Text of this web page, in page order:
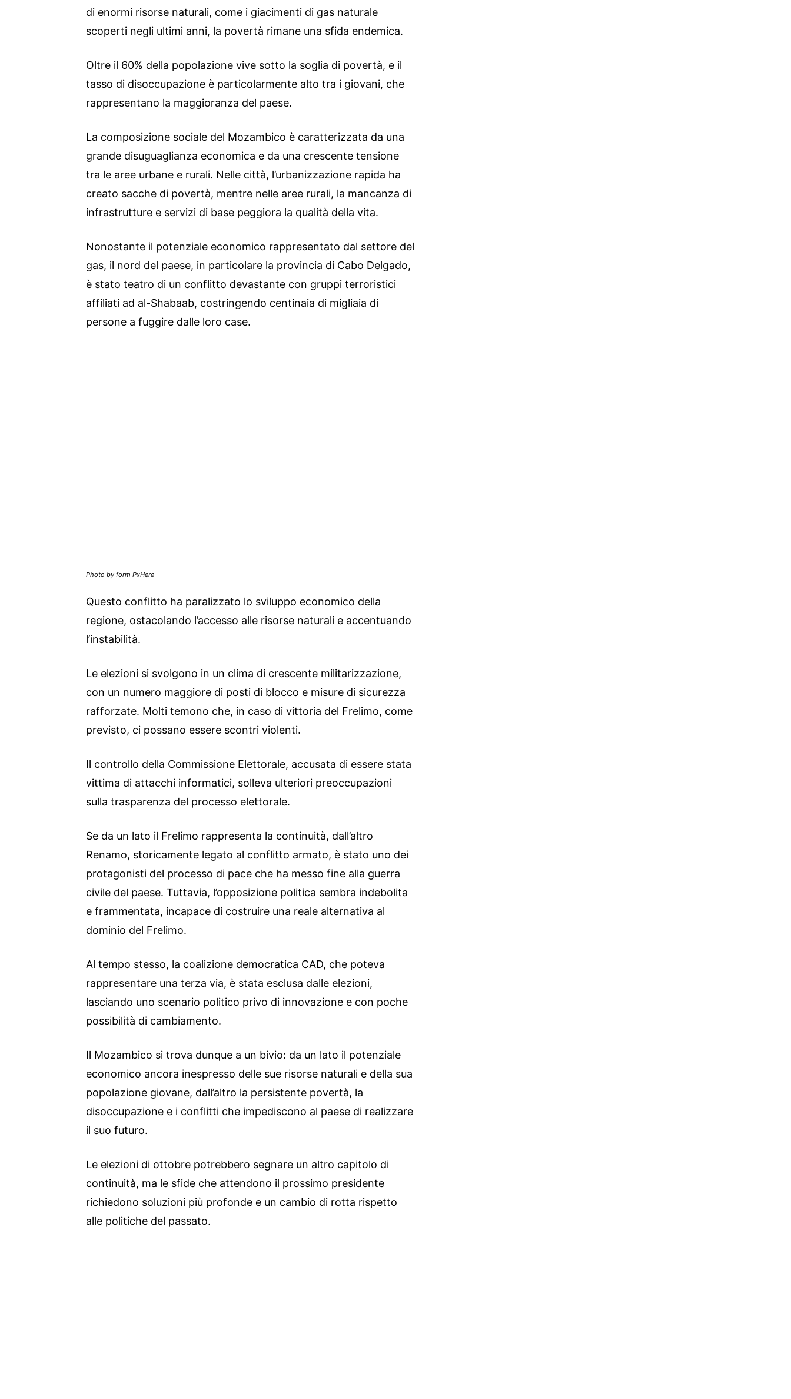
di enormi risorse naturali, come i giacimenti di gas naturale
scoperti negli ultimi anni, la povertà rimane una sfida endemica.
Oltre il 60% della popolazione vive sotto la soglia di povertà, e il
tasso di disoccupazione è particolarmente alto tra i giovani, che
rappresentano la maggioranza del paese.
La composizione sociale del Mozambico è caratterizzata da una
grande disuguaglianza economica e da una crescente tensione
tra le aree urbane e rurali. Nelle città, l’urbanizzazione rapida ha
creato sacche di povertà, mentre nelle aree rurali, la mancanza di
infrastrutture e servizi di base peggiora la qualità della vita.
Nonostante il potenziale economico rappresentato dal settore del
gas, il nord del paese, in particolare la provincia di Cabo Delgado,
è stato teatro di un conflitto devastante con gruppi terroristici
affiliati ad al-Shabaab, costringendo centinaia di migliaia di
persone a fuggire dalle loro case.
Photo by form PxHere
Questo conflitto ha paralizzato lo sviluppo economico della
regione, ostacolando l’accesso alle risorse naturali e accentuando
l’instabilità.
Le elezioni si svolgono in un clima di crescente militarizzazione,
con un numero maggiore di posti di blocco e misure di sicurezza
rafforzate. Molti temono che, in caso di vittoria del Frelimo, come
previsto, ci possano essere scontri violenti.
Il controllo della Commissione Elettorale, accusata di essere stata
vittima di attacchi informatici, solleva ulteriori preoccupazioni
sulla trasparenza del processo elettorale.
Se da un lato il Frelimo rappresenta la continuità, dall’altro
Renamo, storicamente legato al conflitto armato, è stato uno dei
protagonisti del processo di pace che ha messo fine alla guerra
civile del paese. Tuttavia, l’opposizione politica sembra indebolita
e frammentata, incapace di costruire una reale alternativa al
dominio del Frelimo.
Al tempo stesso, la coalizione democratica CAD, che poteva
rappresentare una terza via, è stata esclusa dalle elezioni,
lasciando uno scenario politico privo di innovazione e con poche
possibilità di cambiamento.
Il Mozambico si trova dunque a un bivio: da un lato il potenziale
economico ancora inespresso delle sue risorse naturali e della sua
popolazione giovane, dall’altro la persistente povertà, la
disoccupazione e i conflitti che impediscono al paese di realizzare
il suo futuro.
Le elezioni di ottobre potrebbero segnare un altro capitolo di
continuità, ma le sfide che attendono il prossimo presidente
richiedono soluzioni più profonde e un cambio di rotta rispetto
alle politiche del passato.